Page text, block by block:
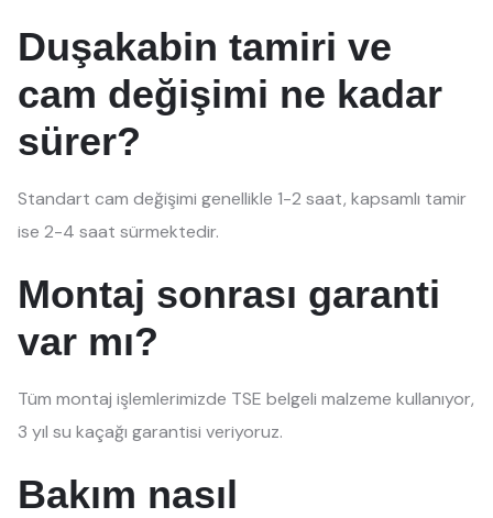
Duşakabin tamiri ve
cam değişimi ne kadar
sürer?
Standart cam değişimi genellikle 1-2 saat, kapsamlı tamir
ise 2-4 saat sürmektedir.
Montaj sonrası garanti
var mı?
Tüm montaj işlemlerimizde TSE belgeli malzeme kullanıyor,
3 yıl su kaçağı garantisi veriyoruz.
Bakım nasıl